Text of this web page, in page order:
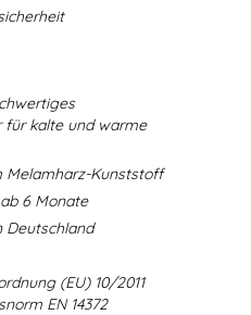
kalte und warme
Melamharz-Kunststoff
6 Monate
Deutschland
(EU) 10/2011
EN 14372